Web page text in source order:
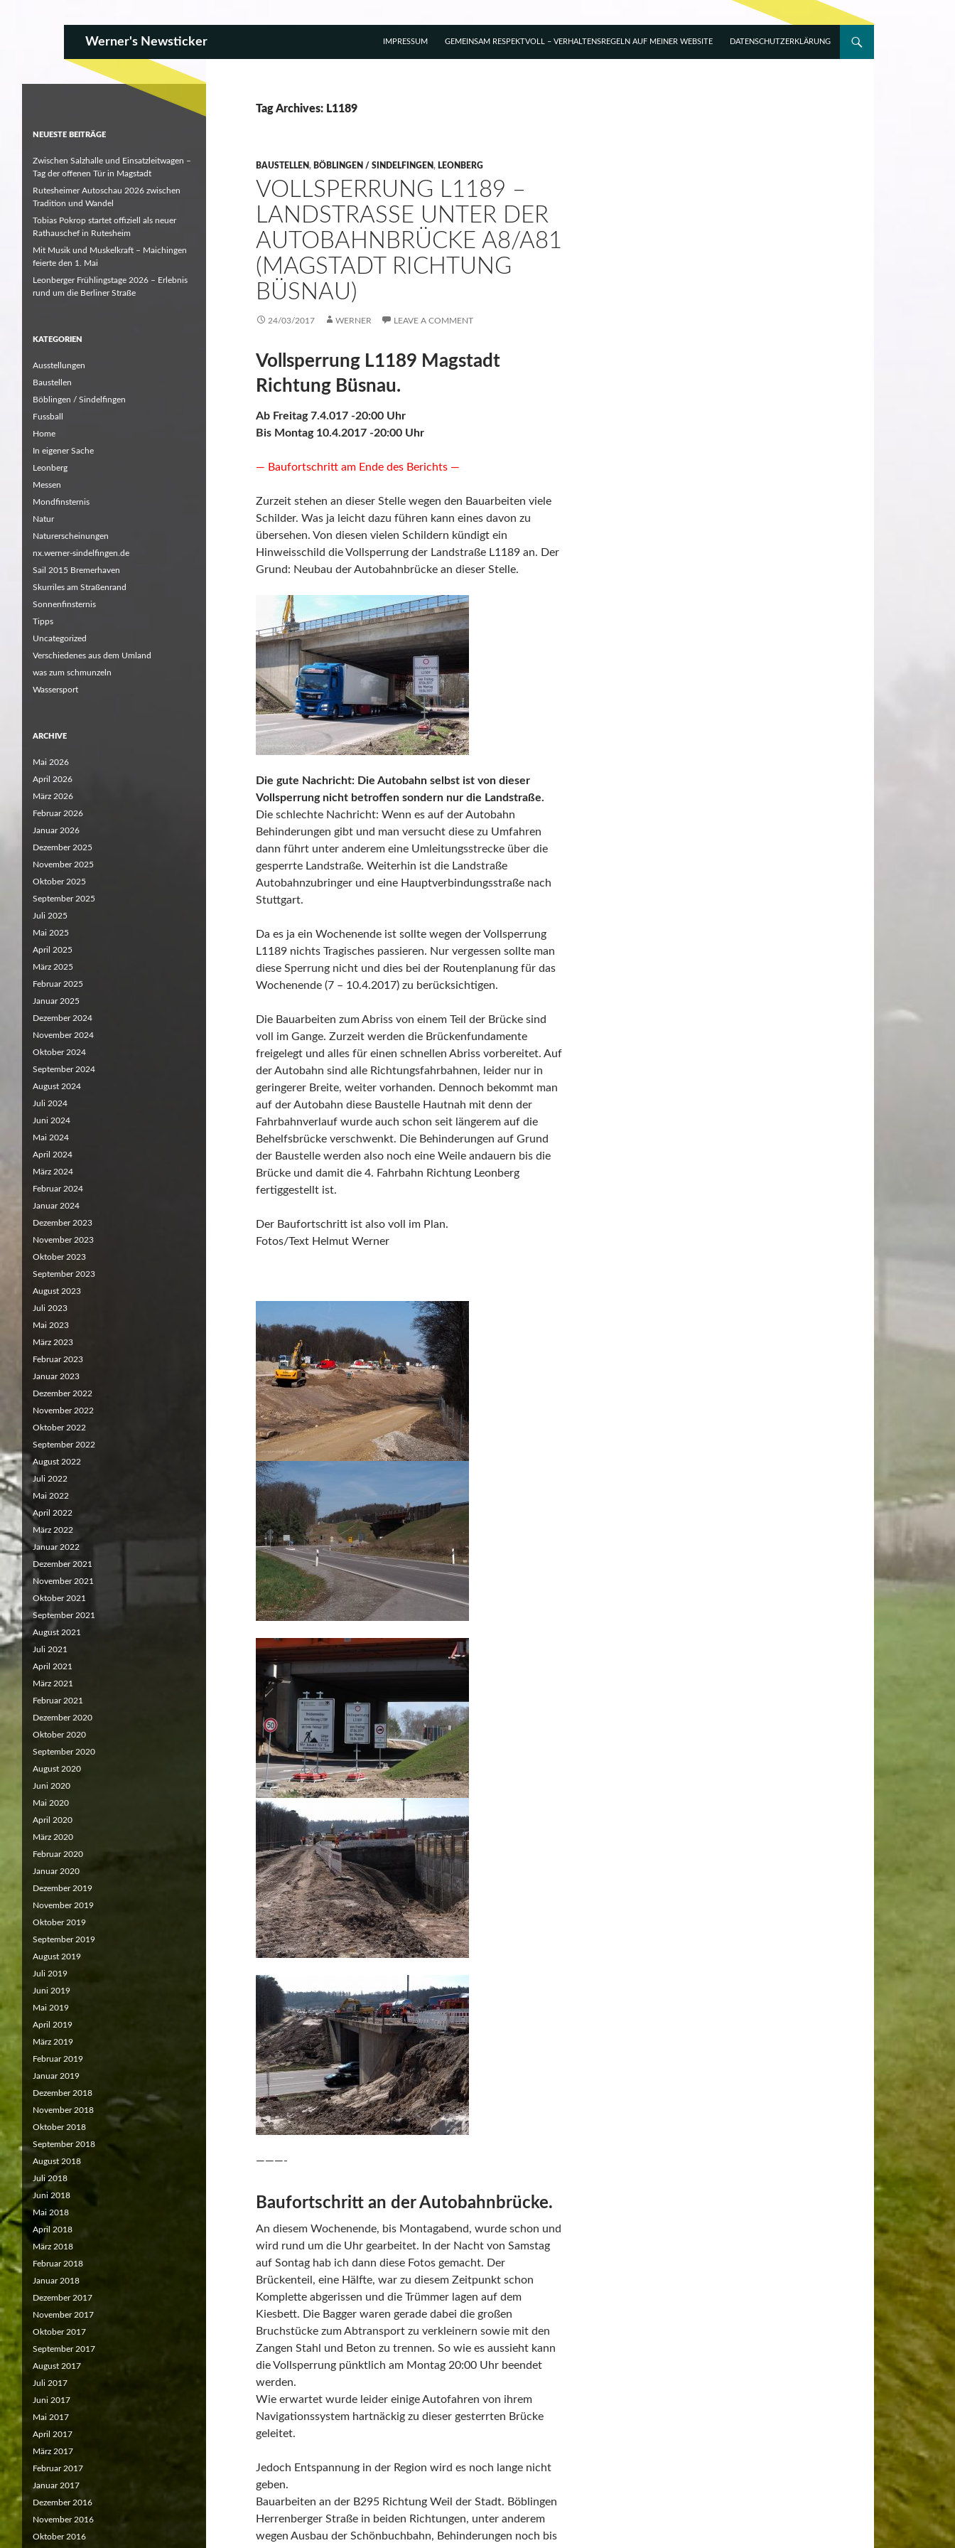
Werner's Newsticker
DATENSCHUTZERKLÄRUNG
GEMEINSAM RESPEKTVOLL – VERHALTENSREGELN AUF MEINER WEBSITE
IMPRESSUM
Tag Archives: L1189
BAUSTELLEN, BÖBLINGEN / SINDELFINGEN, LEONBERG
VOLLSPERRUNG L1189 –
LANDSTRASSE UNTER DER A
UTOBAHNBRÜCKE A8/A81 (
MAGSTADT RICHTUNG B
ÜSNAU)
24/03/2017 WERNER LEAVE A COMMENT
Vollsperrung L1189 Magstadt
Richtung Büsnau.
Ab Freitag 7.4.017 -20:00 Uhr
Bis Montag 10.4.2017 -20:00 Uhr
— Baufortschritt am Ende des Berichts —
Zurzeit stehen an dieser Stelle wegen den Bauarbeiten viele
Schilder. Was ja leicht dazu führen kann eines davon zu
übersehen. Von diesen vielen Schildern kündigt ein
Hinweisschild die Vollsperrung der Landstraße L1189 an. Der
Grund: Neubau der Autobahnbrücke an dieser Stelle.
Die gute Nachricht: Die Autobahn selbst ist von dieser
Vollsperrung nicht betroffen sondern nur die Landstraße.
Die schlechte Nachricht: Wenn es auf der Autobahn
Behinderungen gibt und man versucht diese zu Umfahren
dann führt unter anderem eine Umleitungsstrecke über die
gesperrte Landstraße. Weiterhin ist die Landstraße
Autobahnzubringer und eine Hauptverbindungsstraße nach
Stuttgart.
Da es ja ein Wochenende ist sollte wegen der Vollsperrung
L1189 nichts Tragisches passieren. Nur vergessen sollte man
diese Sperrung nicht und dies bei der Routenplanung für das
Wochenende (7 – 10.4.2017) zu berücksichtigen.
Die Bauarbeiten zum Abriss von einem Teil der Brücke sind
voll im Gange. Zurzeit werden die Brückenfundamente
freigelegt und alles für einen schnellen Abriss vorbereitet. Auf
der Autobahn sind alle Richtungsfahrbahnen, leider nur in
geringerer Breite, weiter vorhanden. Dennoch bekommt man
auf der Autobahn diese Baustelle Hautnah mit denn der
Fahrbahnverlauf wurde auch schon seit längerem auf die
Behelfsbrücke verschwenkt. Die Behinderungen auf Grund
der Baustelle werden also noch eine Weile andauern bis die
Brücke und damit die 4. Fahrbahn Richtung Leonberg
fertiggestellt ist.
Der Baufortschritt ist also voll im Plan.
Fotos/Text Helmut Werner
———-
Baufortschritt an der Autobahnbrücke.
An diesem Wochenende, bis Montagabend, wurde schon und
wird rund um die Uhr gearbeitet. In der Nacht von Samstag
auf Sontag hab ich dann diese Fotos gemacht. Der
Brückenteil, eine Hälfte, war zu diesem Zeitpunkt schon
Komplette abgerissen und die Trümmer lagen auf dem
Kiesbett. Die Bagger waren gerade dabei die großen
Bruchstücke zum Abtransport zu verkleinern sowie mit den
Zangen Stahl und Beton zu trennen. So wie es aussieht kann
die Vollsperrung pünktlich am Montag 20:00 Uhr beendet
werden.
Wie erwartet wurde leider einige Autofahren von ihrem
Navigationssystem hartnäckig zu dieser gesterrten Brücke
geleitet.
Jedoch Entspannung in der Region wird es noch lange nicht
geben.
Bauarbeiten an der B295 Richtung Weil der Stadt. Böblingen
Herrenberger Straße in beiden Richtungen, unter anderem
wegen Ausbau der Schönbuchbahn, Behinderungen noch bis
NEUESTE BEITRÄGE
Zwischen Salzhalle und Einsatzleitwagen –
Tag der offenen Tür in Magstadt
Rutesheimer Autoschau 2026 zwischen
Tradition und Wandel
Tobias Pokrop startet offiziell als neuer
Rathauschef in Rutesheim
Mit Musik und Muskelkraft – Maichingen
feierte den 1. Mai
Leonberger Frühlingstage 2026 – Erlebnis
rund um die Berliner Straße
KATEGORIEN
Ausstellungen
Baustellen
Böblingen / Sindelfingen
Fussball
Home
In eigener Sache
Leonberg
Messen
Mondfinsternis
Natur
Naturerscheinungen
nx.werner-sindelfingen.de
Sail 2015 Bremerhaven
Skurriles am Straßenrand
Sonnenfinsternis
Tipps
Uncategorized
Verschiedenes aus dem Umland
was zum schmunzeln
Wassersport
ARCHIVE
Mai 2026
April 2026
März 2026
Februar 2026
Januar 2026
Dezember 2025
November 2025
Oktober 2025
September 2025
Juli 2025
Mai 2025
April 2025
März 2025
Februar 2025
Januar 2025
Dezember 2024
November 2024
Oktober 2024
September 2024
August 2024
Juli 2024
Juni 2024
Mai 2024
April 2024
März 2024
Februar 2024
Januar 2024
Dezember 2023
November 2023
Oktober 2023
September 2023
August 2023
Juli 2023
Mai 2023
März 2023
Februar 2023
Januar 2023
Dezember 2022
November 2022
Oktober 2022
September 2022
August 2022
Juli 2022
Mai 2022
April 2022
März 2022
Januar 2022
Dezember 2021
November 2021
Oktober 2021
September 2021
August 2021
Juli 2021
April 2021
März 2021
Februar 2021
Dezember 2020
Oktober 2020
September 2020
August 2020
Juni 2020
Mai 2020
April 2020
März 2020
Februar 2020
Januar 2020
Dezember 2019
November 2019
Oktober 2019
September 2019
August 2019
Juli 2019
Juni 2019
Mai 2019
April 2019
März 2019
Februar 2019
Januar 2019
Dezember 2018
November 2018
Oktober 2018
September 2018
August 2018
Juli 2018
Juni 2018
Mai 2018
April 2018
März 2018
Februar 2018
Januar 2018
Dezember 2017
November 2017
Oktober 2017
September 2017
August 2017
Juli 2017
Juni 2017
Mai 2017
April 2017
März 2017
Februar 2017
Januar 2017
Dezember 2016
November 2016
Oktober 2016